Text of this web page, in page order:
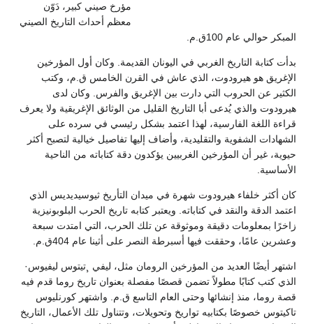
مؤرخ صيني كبير، دَوّن
معظم أحداث التاريخ الصيني
المبكر حوالي عام 100ق.م.
بدأت كتابة التاريخ الغربي في اليونان القديمة. وكان أول المؤرخين
الإغريق هو هيرودوت، الذي عاش في القرن الخامس ق.م، وكتب
الكثير عن الحروب التي دارت بين الإغريق والفرس. وكان لدى
هيرودوت والذي يُدعى أبا التاريخ القليل من الوثائق الإغريقية ولا يعرف
قراءة اللغة الفارسية، لهذا اعتمد بشكل رئيسي في سرده على
الشهادات الشفوية والتقليدية، وأضاف إليها تفاصيل خيالية لتصبح أكثر
حيوية، غير أن المؤرخين الغربيين يؤكدون دقة كتاباته من الناحية
الأساسية.
كان أكثر خلفاء هيرودوت شهرة في ميدان التأريخ ثيوسيديديس الذي
اعتمد الدقة والنقد في كتاباته. ويعتبر كتابه تاريخ الحرب البلوبونيزية
زاخرًا بمعلومات دقيقة وموثوقة عن تلك الحرب، التي امتدت سبعة
وعشرين عامًا، وحققت فيها أسبرطة النصر على أثينا عام 404ق.م.
اشتهر أيضًا العديد من المؤرخين الرومان مثل، ليفي ¸تيتوس ليفيوس·
الذي كتب كتابًا مطولاً تضمن قصصًا مفصلة بعنوان تاريخ روما قدم فيه
قصة روما، منذ إنشائها وحتى العام التاسع ق.م. واشتهر كورنليوس
تاكيتوس خصوصًا بكتابيه تواريخ وتحويلات، وتتناول تلك الأعمال، التاريخ